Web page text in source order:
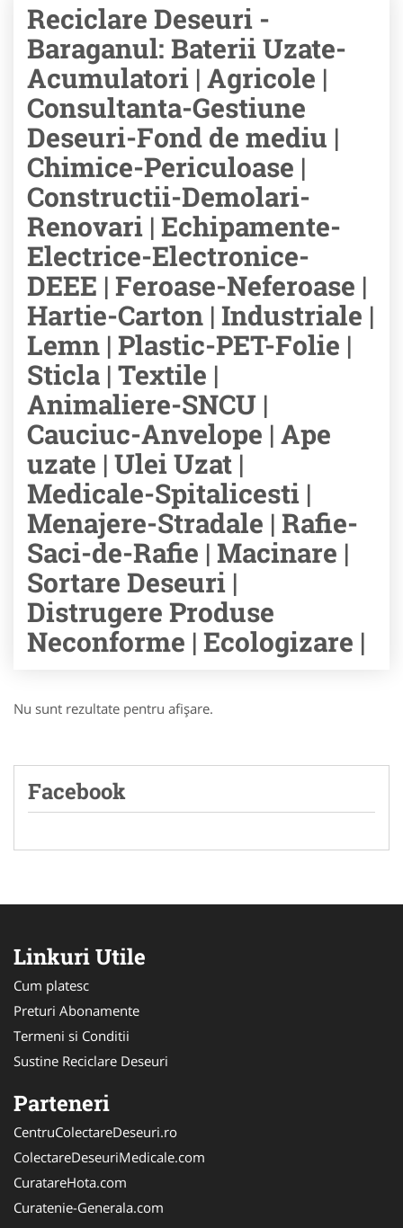
Reciclare Deseuri -
Baraganul: Baterii Uzate-
Acumulatori | Agricole |
Consultanta-Gestiune
Deseuri-Fond de mediu |
Chimice-Periculoase |
Constructii-Demolari-
Renovari | Echipamente-
Electrice-Electronice-
DEEE | Feroase-Neferoase |
Hartie-Carton | Industriale |
Lemn | Plastic-PET-Folie |
Sticla | Textile |
Animaliere-SNCU |
Cauciuc-Anvelope | Ape
uzate | Ulei Uzat |
Medicale-Spitalicesti |
Menajere-Stradale | Rafie-
Saci-de-Rafie | Macinare |
Sortare Deseuri |
Distrugere Produse
Neconforme | Ecologizare |
Nu sunt rezultate pentru afişare.
Facebook
Linkuri Utile
Cum platesc
Preturi Abonamente
Termeni si Conditii
Sustine Reciclare Deseuri
Parteneri
CentruColectareDeseuri.ro
ColectareDeseuriMedicale.com
CuratareHota.com
Curatenie-Generala.com